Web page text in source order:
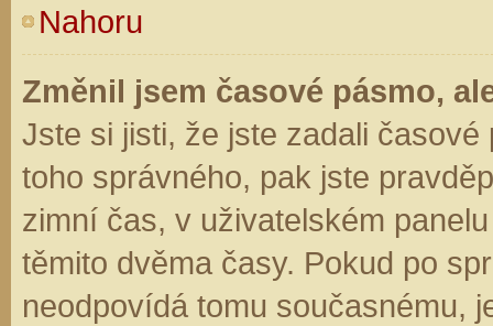
Nahoru
Změnil jsem časové pásmo,
Jste si jisti, že jste zadali
toho správného, pak jste
zimní čas, v uživatelském
těmito dvěma časy. Pokud po
neodpovídá tomu současnému,